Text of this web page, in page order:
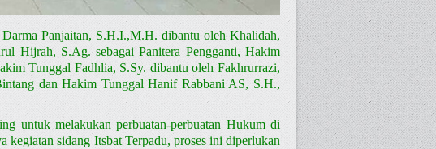
Panjaitan, S.H.I.,M.H. dibantu oleh Khalidah,
Hijrah, S.Ag. sebagai Panitera Pengganti, Hakim
Tunggal Fadhlia, S.Sy. dibantu oleh Fakhrurrazi,
dan Hakim Tunggal Hanif Rabbani AS, S.H.,
untuk melakukan perbuatan-perbuatan Hukum di
sidang Itsbat Terpadu, proses ini diperlukan